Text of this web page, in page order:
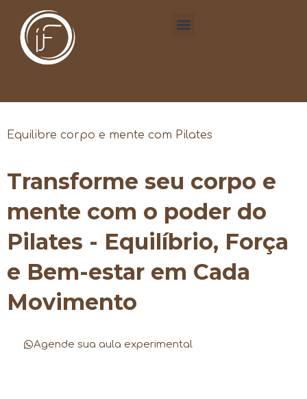
Equilibre corpo e mente com Pilates
Transforme seu corpo e
mente com o poder do
Pilates - Equilíbrio, Força
e Bem-estar em Cada
Movimento
Agende sua aula experimental